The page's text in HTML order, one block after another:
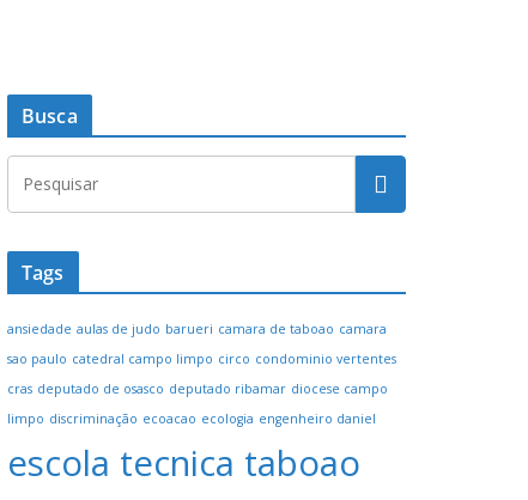
Busca
Tags
ansiedade aulas de judo barueri camara de taboao camara
sao paulo catedral campo limpo circo condominio vertentes
cras deputado de osasco deputado ribamar diocese campo
limpo discriminação ecoacao ecologia engenheiro daniel
escola tecnica taboao